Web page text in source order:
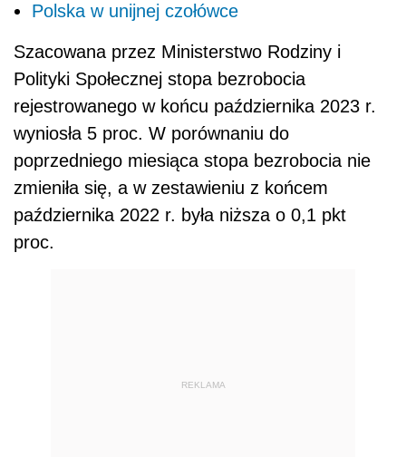
Polska w unijnej czołówce
Szacowana przez Ministerstwo Rodziny i
Polityki Społecznej stopa bezrobocia
rejestrowanego w końcu października 2023 r.
wyniosła 5 proc. W porównaniu do
poprzedniego miesiąca stopa bezrobocia nie
zmieniła się, a w zestawieniu z końcem
października 2022 r. była niższa o 0,1 pkt
proc.
REKLAMA